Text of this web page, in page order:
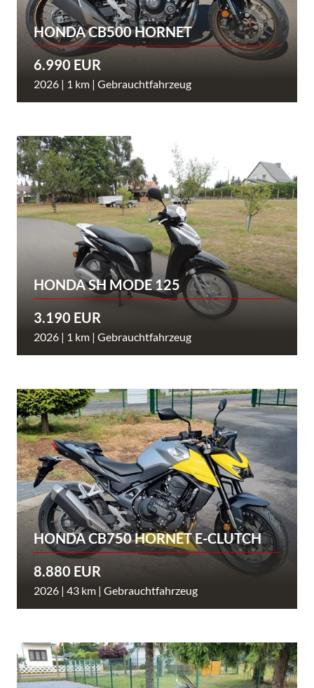
HONDA CB500 HORNET
6.990 EUR
2026 | 1 km | Gebrauchtfahrzeug
HONDA SH MODE 125
3.190 EUR
2026 | 1 km | Gebrauchtfahrzeug
HONDA CB750 HORNET E-CLUTCH
8.880 EUR
2026 | 43 km | Gebrauchtfahrzeug